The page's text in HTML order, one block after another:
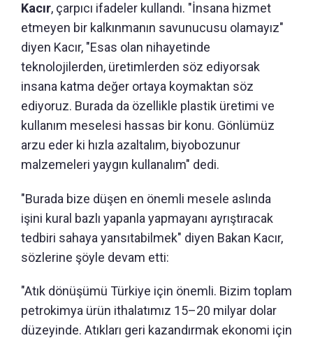
Kacır, çarpıcı ifadeler kullandı. "İnsana hizmet
etmeyen bir kalkınmanın savunucusu olamayız"
diyen Kacır, "Esas olan nihayetinde
teknolojilerden, üretimlerden söz ediyorsak
insana katma değer ortaya koymaktan söz
ediyoruz. Burada da özellikle plastik üretimi ve
kullanım meselesi hassas bir konu. Gönlümüz
arzu eder ki hızla azaltalım, biyobozunur
malzemeleri yaygın kullanalım" dedi.
"Burada bize düşen en önemli mesele aslında
işini kural bazlı yapanla yapmayanı ayrıştıracak
tedbiri sahaya yansıtabilmek" diyen Bakan Kacır,
sözlerine şöyle devam etti:
"Atık dönüşümü Türkiye için önemli. Bizim toplam
petrokimya ürün ithalatımız 15–20 milyar dolar
düzeyinde. Atıkları geri kazandırmak ekonomi için